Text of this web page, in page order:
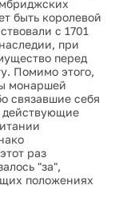
быть королевой
с 1701
при
перед
Помимо этого,
монаршей
связавшие себя
действующие
раз
"за",
положениях